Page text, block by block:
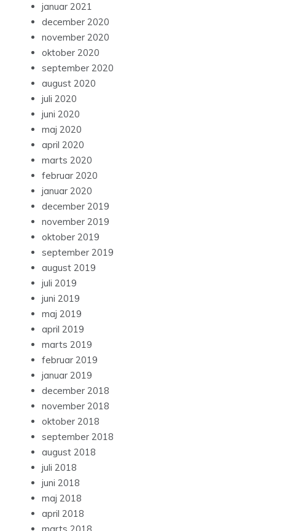
januar 2021
december 2020
november 2020
oktober 2020
september 2020
august 2020
juli 2020
juni 2020
maj 2020
april 2020
marts 2020
februar 2020
januar 2020
december 2019
november 2019
oktober 2019
september 2019
august 2019
juli 2019
juni 2019
maj 2019
april 2019
marts 2019
februar 2019
januar 2019
december 2018
november 2018
oktober 2018
september 2018
august 2018
juli 2018
juni 2018
maj 2018
april 2018